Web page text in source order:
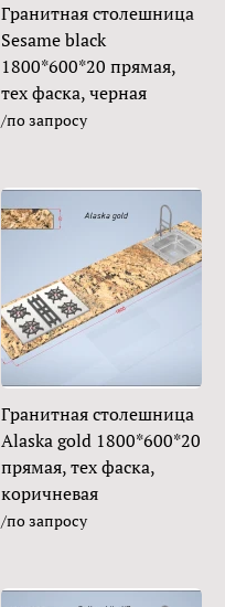
Гранитная столешница
Sesame black
1800*600*20 прямая,
тех фаска, черная
/по запросу
Гранитная столешница
Alaska gold 1800*600*20
прямая, тех фаска,
коричневая
/по запросу